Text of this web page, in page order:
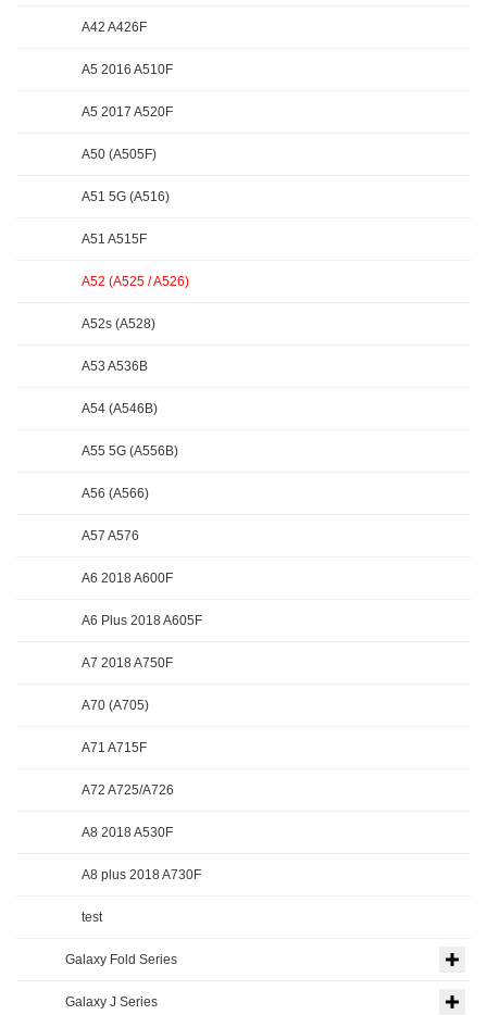
A42 A426F
A5 2016 A510F
A5 2017 A520F
A50 (A505F)
A51 5G (A516)
A51 A515F
A52 (A525 / A526)
A52s (A528)
A53 A536B
A54 (A546B)
A55 5G (A556B)
A56 (A566)
A57 A576
A6 2018 A600F
A6 Plus 2018 A605F
A7 2018 A750F
A70 (A705)
A71 A715F
A72 A725/A726
A8 2018 A530F
A8 plus 2018 A730F
test
Galaxy Fold Series
Galaxy J Series